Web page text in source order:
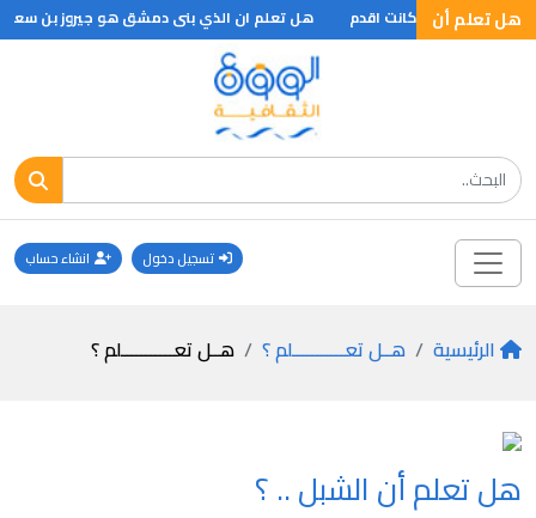
هل تعلم أن
الطبقة عمقا كانت اقدم هل تعلم ان الذي بنى دمشق هو جيروز بن سعد
تسجيل دخول انشاء حساب
الرئيسية هــل تعـــــــــــلم ؟ هــل تعـــــــــــلم ؟
هل تعلم أن الشبل .. ؟